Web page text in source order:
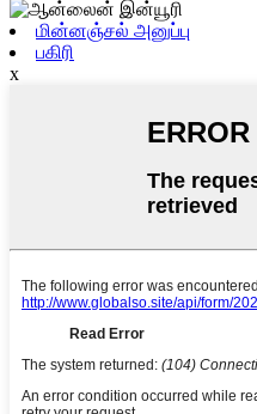
மின்னஞ்சல் அனுப்பு
பகிரி
x